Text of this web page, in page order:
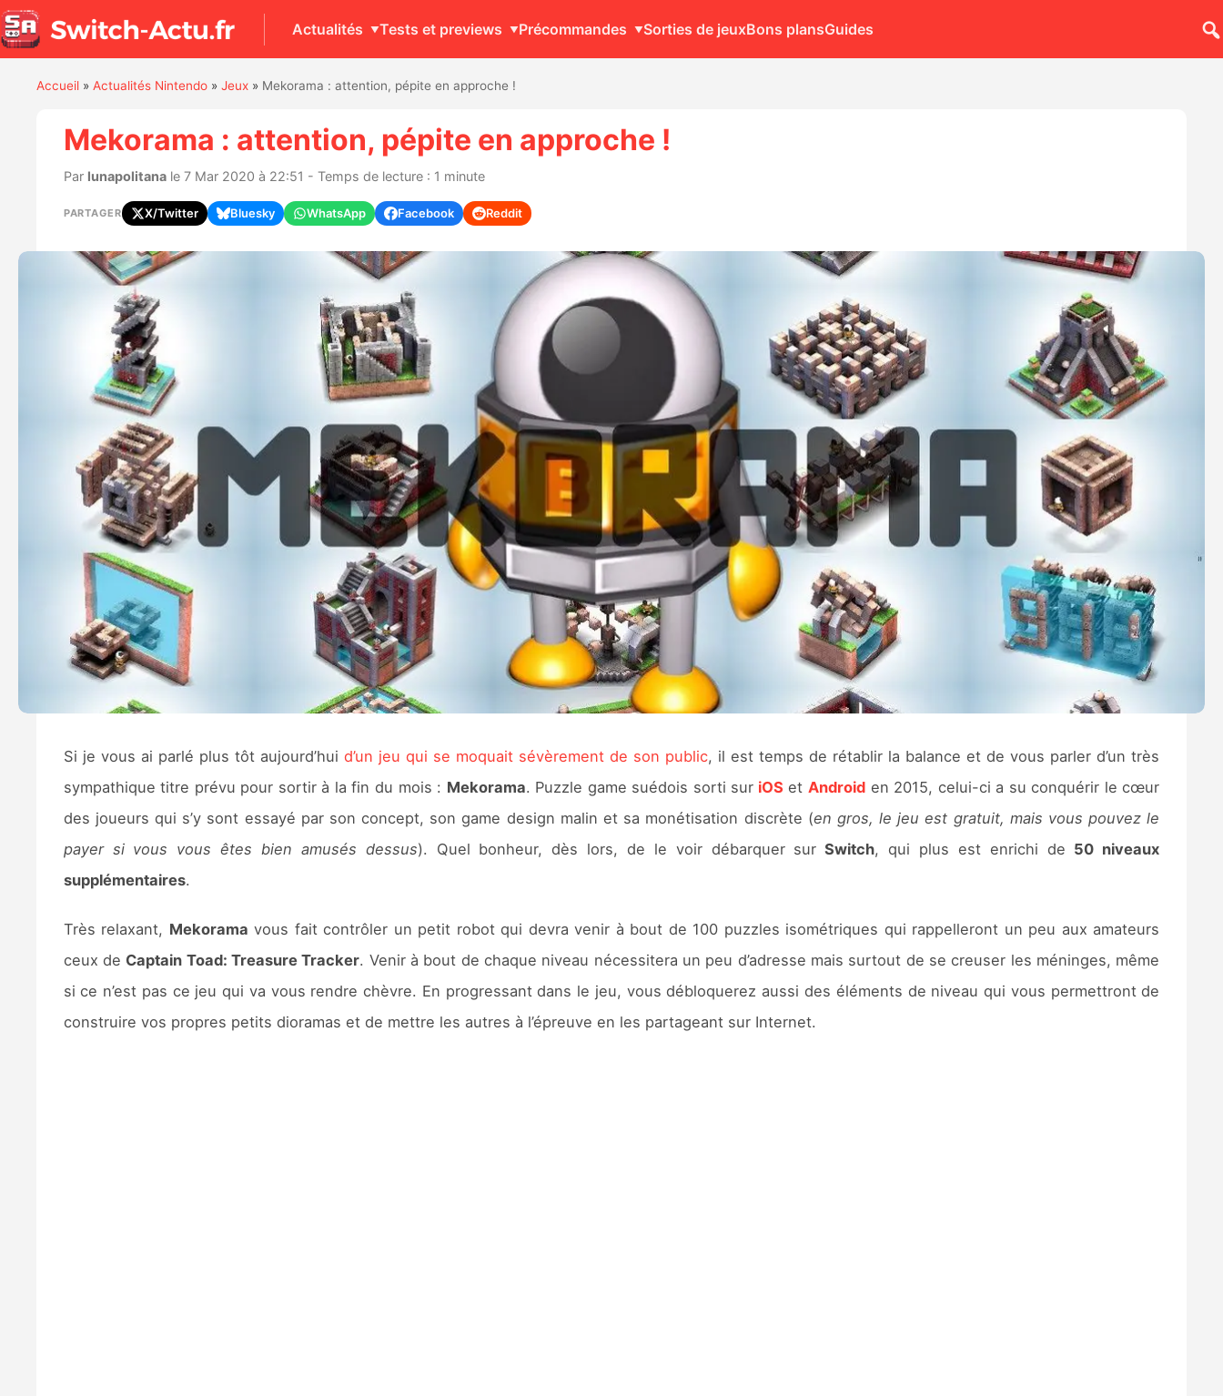
Actualités Tests et previews Précommandes Sorties de jeuxBons plansGuides
Accueil» Actualités Nintendo» Jeux» Mekorama : attention, pépite en approche !
Mekorama : attention, pépite en approche !
Par lunapolitanale 7 Mar 2020 à 22:51 - Temps de lecture : 1 minute
PARTAGER X/Twitter Bluesky WhatsApp Facebook Reddit
Si je vous ai parlé plus tôt aujourd’hui d’un jeu qui se moquait sévèrement de son public, il est temps de rétablir la balance et de vous parler d’un très
sympathique titre prévu pour sortir à la fin du mois : Mekorama. Puzzle game suédois sorti sur iOS et Androiden 2015, celui-ci a su conquérir le cœur
des joueurs qui s’y sont essayé par son concept, son game design malin et sa monétisation discrète (en gros, le jeu est gratuit, mais vous pouvez le
payer si vous vous êtes bien amusés dessus). Quel bonheur, dès lors, de le voir débarquer sur Switch, qui plus est enrichi de 50 niveaux
supplémentaires.
Très relaxant, Mekorama vous fait contrôler un petit robot qui devra venir à bout de 100 puzzles isométriques qui rappelleront un peu aux amateurs
ceux de Captain Toad: Treasure Tracker. Venir à bout de chaque niveau nécessitera un peu d’adresse mais surtout de se creuser les méninges, même
si ce n’est pas ce jeu qui va vous rendre chèvre. En progressant dans le jeu, vous débloquerez aussi des éléments de niveau qui vous permettront de
construire vos propres petits dioramas et de mettre les autres à l’épreuve en les partageant sur Internet.